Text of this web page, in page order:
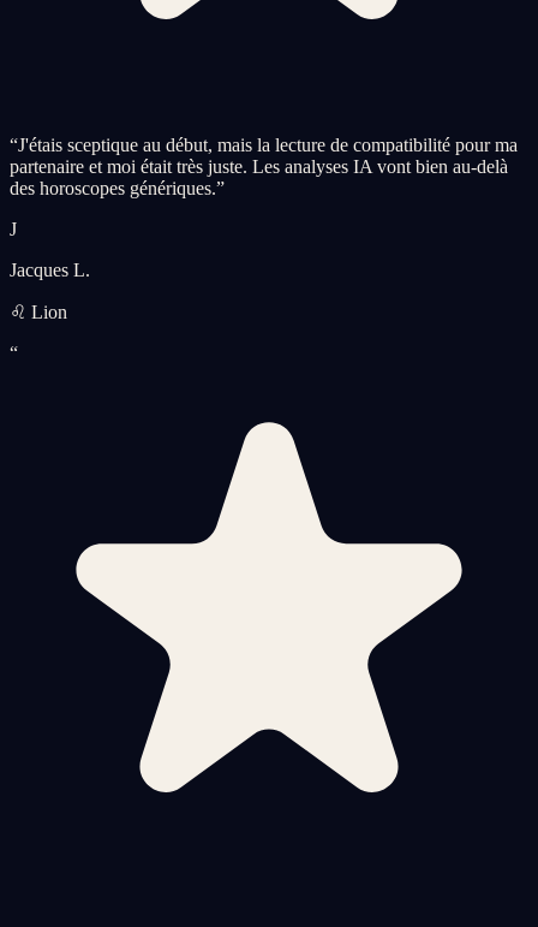
“J'étais sceptique au début, mais la lecture de compatibilité pour ma
partenaire et moi était très juste. Les analyses IA vont bien au-delà
des horoscopes génériques.”
J
Jacques L.
♌ Lion
“